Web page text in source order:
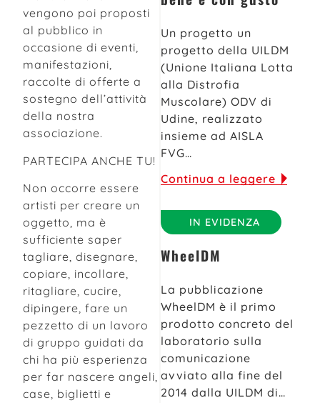
vengono poi proposti
al pubblico in
occasione di eventi,
manifestazioni,
raccolte di offerte a
sostegno dell’attività
della nostra
associazione.
PARTECIPA ANCHE TU!
Non occorre essere
artisti per creare un
oggetto, ma è
sufficiente saper
tagliare, disegnare,
copiare, incollare,
ritagliare, cucire,
dipingere, fare un
pezzetto di un lavoro
di gruppo guidati da
chi ha più esperienza
per far nascere angeli,
case, biglietti e
Un progetto un
progetto della UILDM
(Unione Italiana Lotta
alla Distrofia
Muscolare) ODV di
Udine, realizzato
insieme ad AISLA
FVG…
Continua a leggere
IN EVIDENZA
WheelDM
La pubblicazione
WheelDM è il primo
prodotto concreto del
laboratorio sulla
comunicazione
avviato alla fine del
2014 dalla UILDM di…